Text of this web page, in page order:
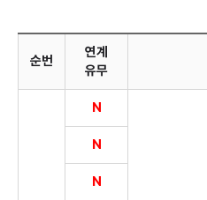
순번
연계
유무
N
N
N